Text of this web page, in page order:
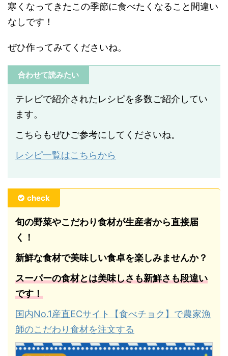
寒くなってきたこの季節に食べたくなること間違い
なしです！
ぜひ作ってみてくださいね。
合わせて読みたい
テレビで紹介されたレシピを多数ご紹介してい
ます。
こちらもぜひご参考にしてくださいね。
レシピ一覧はこちらから
check
旬の野菜やこだわり食材が生産者から直接届
く！
新鮮な食材で美味しい食卓を楽しみませんか？
スーパーの食材とは美味しさも新鮮さも段違い
です！
国内No.1産直ECサイト【食べチョク】で農家漁
師のこだわり食材を注文する